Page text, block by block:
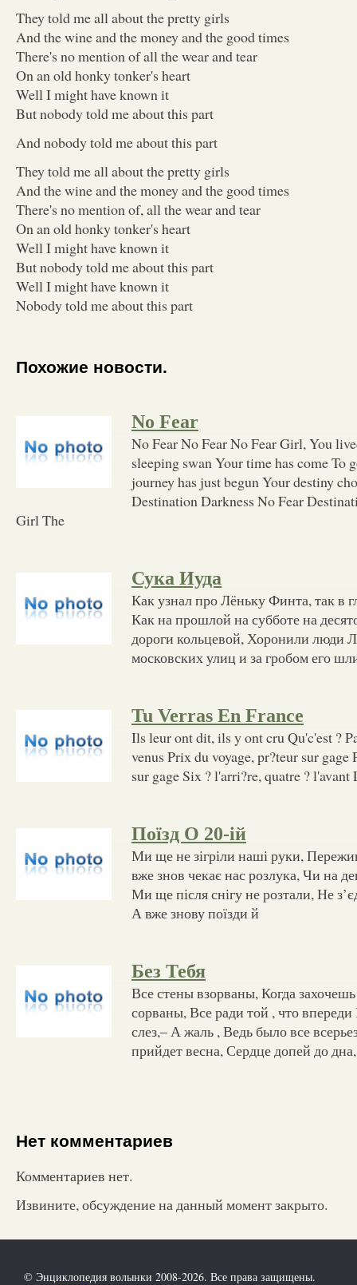
They told me all about the pretty girls
And the wine and the money and the good times
There's no mention of all the wear and tear
On an old honky tonker's heart
Well I might have known it
But nobody told me about this part
And nobody told me about this part
They told me all about the pretty girls
And the wine and the money and the good times
There's no mention of, all the wear and tear
On an old honky tonker's heart
Well I might have known it
But nobody told me about this part
Well I might have known it
Nobody told me about this part
Похожие новости.
No Fear
No Fear No Fear No Fear Girl, You
sleeping swan Your time has come To
journey has just begun Your destiny
Destination Darkness No Fear
Girl The
Сука Иуда
Как узнал про Лёньку Финта, так в
Как на прошлой на субботе на
дороги кольцевой, Хоронили люди
московских улиц и за гробом его
Tu Verras En France
Ils leur ont dit, ils y ont cru Qu'c'est ?
venus Prix du voyage, pr?teur sur gage
sur gage Six ? l'arri?re, quatre ? l'avant
Поїзд О 20-ій
Ми ще не зігріли наші руки,
вже знов чекає нас розлука, Чи на
Ми ще після снігу не розтали, Не
А вже знову поїзди й
Без Тебя
Все стены взорваны, Когда
сорваны, Все ради той , что
слез,– А жаль , Ведь было все
прийдет весна, Сердце допей до
Нет комментариев
Комментариев нет.
Извините, обсуждение на данный момент закрыто.
© Энциклопедия волынки 2008-2026. Все права защищены.